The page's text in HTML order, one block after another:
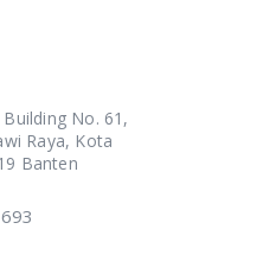
No. 61,
Raya, Kota
Banten